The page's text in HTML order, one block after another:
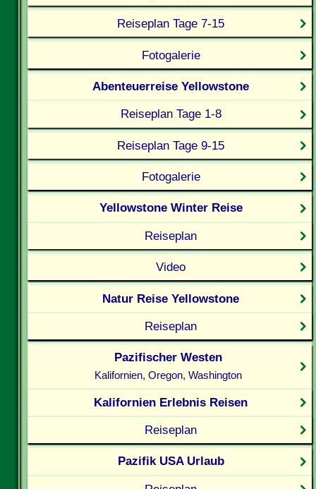
Reiseplan Tage 7-15
Fotogalerie
Abenteuerreise Yellowstone
Reiseplan Tage 1-8
Reiseplan Tage 9-15
Fotogalerie
Yellowstone Winter Reise
Reiseplan
Video
Natur Reise Yellowstone
Reiseplan
Pazifischer Westen
Kalifornien, Oregon, Washington
Kalifornien Erlebnis Reisen
Reiseplan
Pazifik USA Urlaub